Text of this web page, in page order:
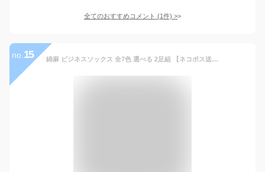
全てのおすすめコメント (1件) >
no. 15 綿麻 ビジネスソックス 全7色 選べる 2足組 【ネコポス送料無料】 夏用 メンズ 蒸れにくい 爽やか 靴下 紳士 ブランド 日本製 ブランド クールビズ 千代治 夏用 プレゼント 父の日 薄手 蒸れない 臭わない 男性 無地 スーツ グレー 紳士靴下 黒 靴下メンズ